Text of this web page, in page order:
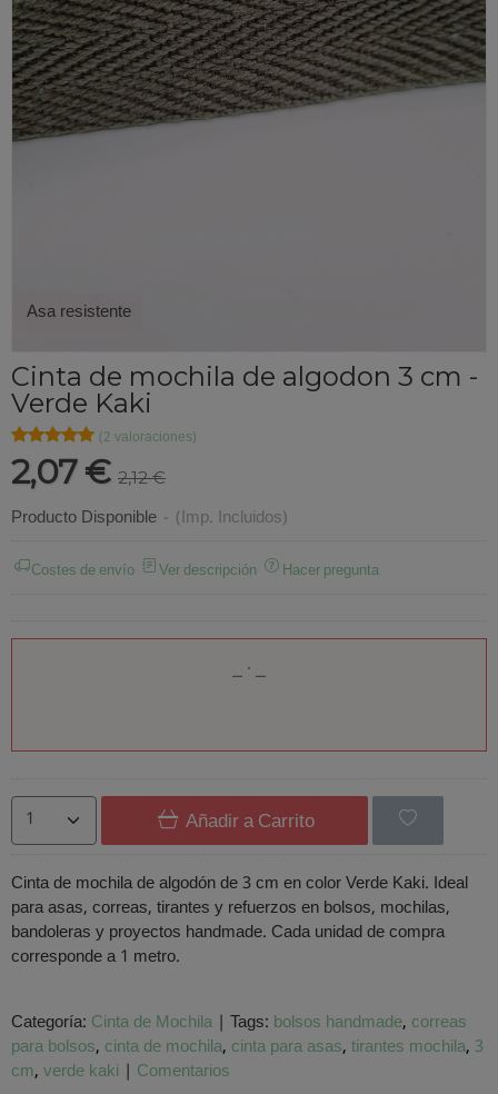
Asa resistente
Cinta de mochila de algodon 3 cm -
Verde Kaki
★★★★★
★★★★★ (2 valoraciones)
2,07 € 2,12 €
Producto Disponible - (Imp. Incluidos)
Costes de envío Ver descripción Hacer pregunta
Añadir a Carrito
Cinta de mochila de algodón de 3 cm en color Verde Kaki. Ideal
para asas, correas, tirantes y refuerzos en bolsos, mochilas,
bandoleras y proyectos handmade. Cada unidad de compra
corresponde a 1 metro.
Categoría: Cinta de Mochila | Tags: bolsos handmade correas
para bolsos cinta de mochila cinta para asas tirantes mochila 3
cm verde kaki | Comentarios